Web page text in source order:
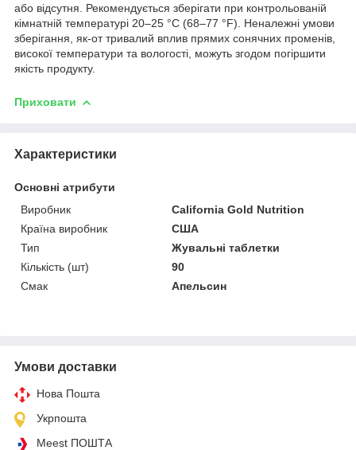
або відсутня. Рекомендується зберігати при контрольованій
кімнатній температурі 20–25 °C (68–77 °F). Неналежні умови
зберігання, як-от тривалий вплив прямих сонячних променів,
високої температури та вологості, можуть згодом погіршити
якість продукту.
Приховати
Характеристики
Основні атрибути
Виробник
California Gold Nutrition
Країна виробник
США
Тип
Жувальні таблетки
Кількість (шт)
90
Смак
Апельсин
Умови доставки
Нова Пошта
Укрпошта
Meest ПОШТА